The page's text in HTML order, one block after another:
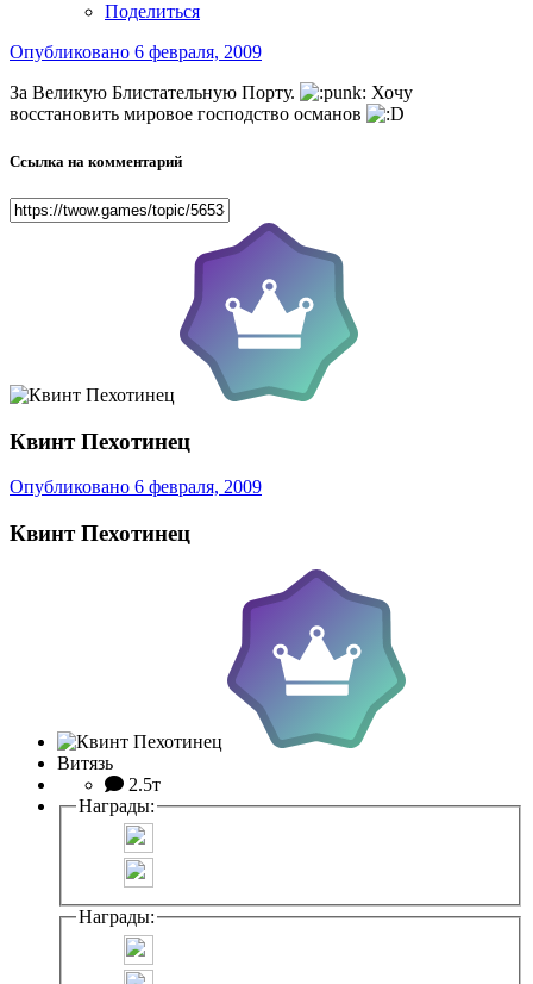
Поделиться
Опубликовано 6 февраля, 2009
За Великую Блистательную Порту.
Хочу
восстановить мировое господство османов
Ссылка на комментарий
Квинт Пехотинец
Опубликовано 6 февраля, 2009
Квинт Пехотинец
Витязь
2.5т
Награды:
Награды: